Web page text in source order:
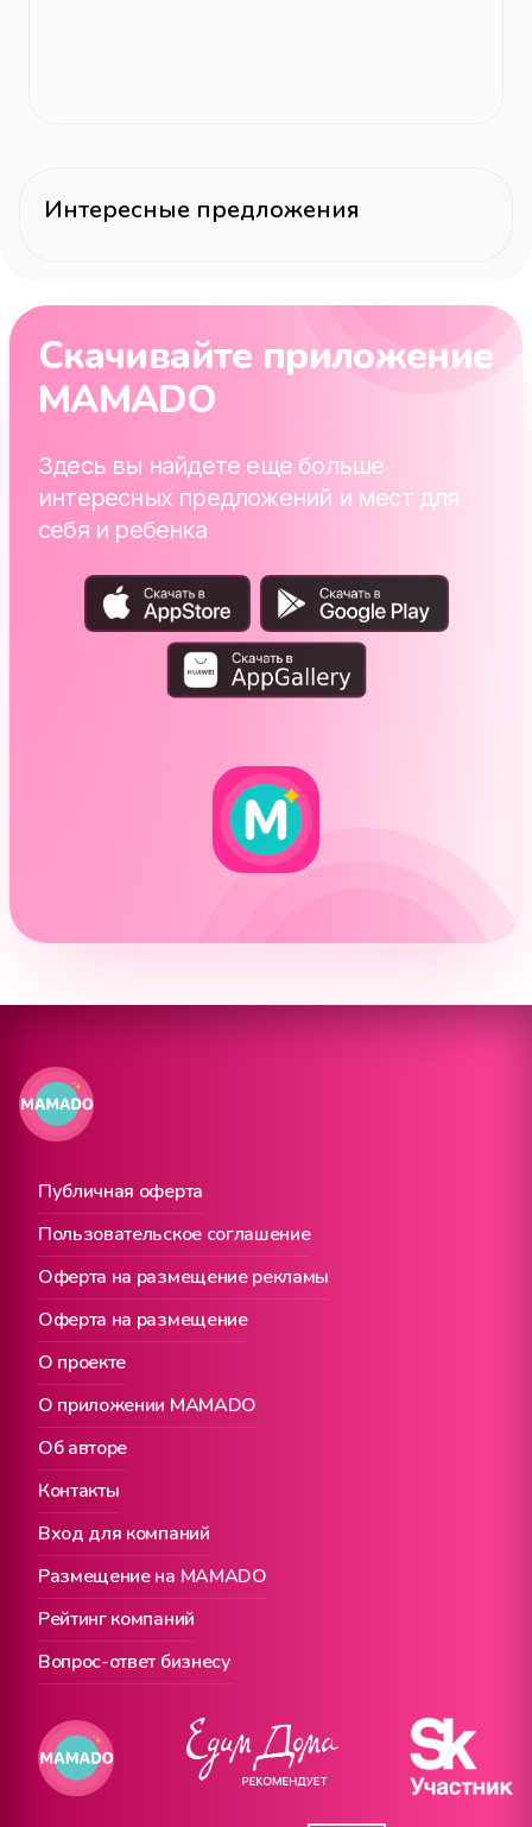
Интересные предложения
Скачивайте приложение
MAMADO
Здесь вы найдете еще больше
интересных предложений и мест для
себя и ребенка
Публичная оферта
О проекте
Вход для компаний
Пользовательское соглашение
О приложении MAMADO
Размещение на MAMADO
Оферта на размещение рекламы
Об авторе
Рейтинг компаний
Оферта на размещение
Контакты
Вопрос-ответ бизнесу